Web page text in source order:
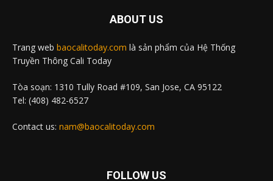
ABOUT US
Trang web baocalitoday.com là sản phẩm của Hệ Thống
Truyền Thông Cali Today
Tòa soạn: 1310 Tully Road #109, San Jose, CA 95122
Tel: (408) 482-6527
Contact us: nam@baocalitoday.com
FOLLOW US